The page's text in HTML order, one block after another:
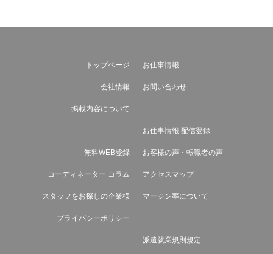
トップページ お仕事情報
会社情報 お問い合わせ
掲載内容について
お仕事情報 配信登録
無料WEB登録 お客様の声・転職者の声
コーディネーター コラム アクセスマップ
スタッフをお探しの企業様 マージン率について
プライバシーポリシー
派遣就業規則規定